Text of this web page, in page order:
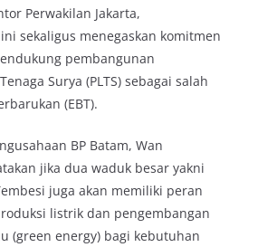
Perwakilan Jakarta,
sekaligus menegaskan komitmen
pembangunan
Surya (PLTS) sebagai salah
(EBT).
BP Batam, Wan
jika dua waduk besar yakni
juga akan memiliki peran
listrik dan pengembangan
(green energy) bagi kebutuhan